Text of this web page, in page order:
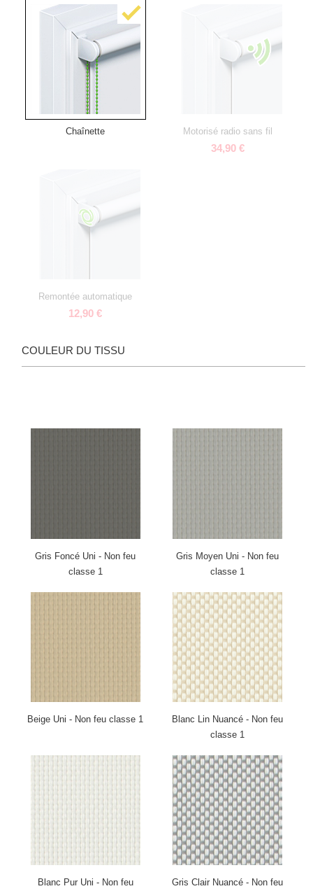
Chaînette Motorisé radio sans fil
34,90 €
Remontée automatique
12,90 €
COULEUR DU TISSU
Gris Foncé Uni - Non feu
classe 1
Gris Moyen Uni - Non feu
classe 1
Beige Uni - Non feu classe 1
Blanc Lin Nuancé - Non feu
classe 1
Blanc Pur Uni - Non feu Gris Clair Nuancé - Non feu